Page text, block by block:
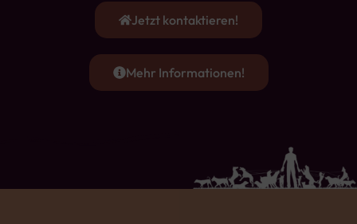
Jetzt kontaktieren!
Mehr Informationen!